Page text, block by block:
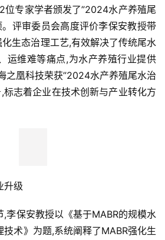
位专家学者颁发了”2024水产养殖尾
。评审委员会高度评价李保安教授带
生态治理工艺,有效解决了传统尾水
运维难等痛点,为水产养殖行业提供
之凰科技荣获”2024水产养殖尾水治
标志着企业在技术创新与产业转化方
升级
李保安教授以《基于MABR的规模水
技术》为题,系统阐释了MABR强化生